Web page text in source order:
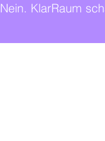
Nein. KlarRaum